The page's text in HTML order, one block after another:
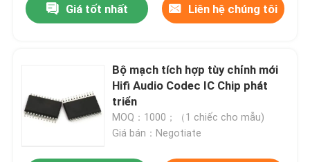
Giá tốt nhất Liên hệ chúng tôi
Bộ mạch tích hợp tùy chỉnh mới
Hifi Audio Codec IC Chip phát
triển
MOQ：1000；（1 chiếc cho mẫu)
Giá bán：Negotiate